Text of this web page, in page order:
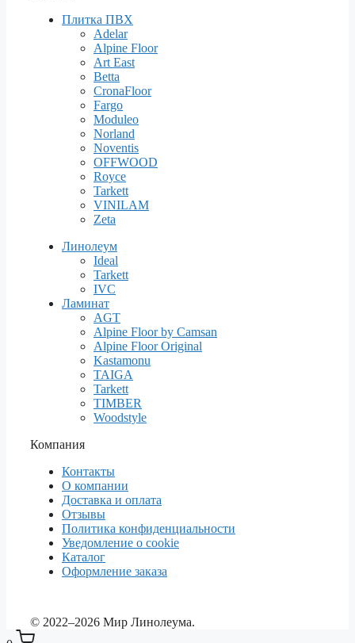
Плитка ПВХ
Adelar
Alpine Floor
Art East
Betta
CronaFloor
Fargo
Moduleo
Norland
Noventis
OFFWOOD
Royce
Tarkett
VINILAM
Zeta
Линолеум
Ideal
Tarkett
IVC
Ламинат
AGT
Alpine Floor by Camsan
Alpine Floor Original
Kastamonu
TAIGA
Tarkett
TIMBER
Woodstyle
Компания
Контакты
О компании
Доставка и оплата
Отзывы
Политика конфиденциальности
Уведомление о cookie
Каталог
Оформление заказа
© 2022–2026 Мир Линолеума.